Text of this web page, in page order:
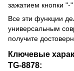
зажатием кнопки "-
Все эти функции
универсальным
получите
Ключевые
TG-8878: